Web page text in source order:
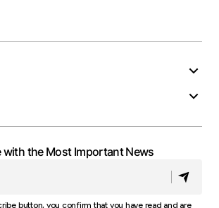
with the Most Important News
button, you confirm that you have read and are